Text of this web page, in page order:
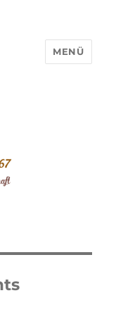
MENÜ